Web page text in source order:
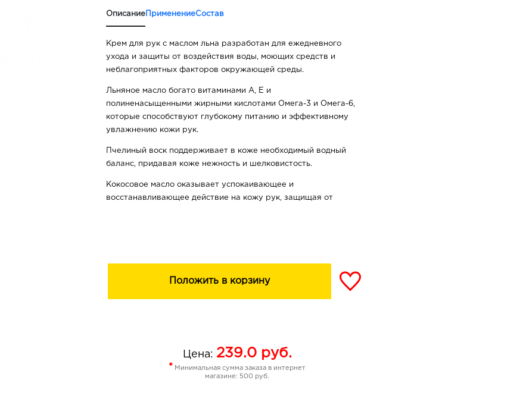
Описание ПрименениеСостав
Крем для рук с маслом льна разработан для ежедневного
ухода и защиты от воздействия воды, моющих средств и
неблагоприятных факторов окружающей среды.
Льняное масло богато витаминами A, E и
полиненасыщенными жирными кислотами Омега-3 и Омега-6,
которые способствуют глубокому питанию и эффективному
увлажнению кожи рук.
Пчелиный воск поддерживает в коже необходимый водный
баланс, придавая коже нежность и шелковистость.
Кокосовое масло оказывает успокаивающее и
восстанавливающее действие на кожу рук, защищая от
Положить в корзину
Цена: 239.0руб.
* Минимальная сумма заказа в интернет
магазине: 500 руб.